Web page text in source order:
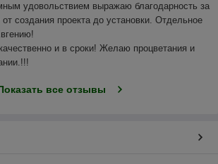
удовольствием выражаю благодарность за
создания проекта до установки. Отдельное
и в сроки! Желаю процветания и
все отзывы